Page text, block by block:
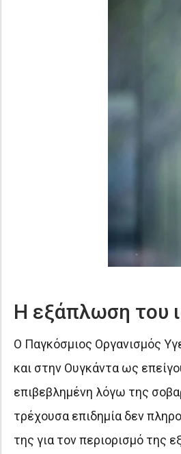
Η εξάπλωση του
Ο Παγκόσμιος Οργανισμός
και στην Ουγκάντα ως
επιβεβλημένη λόγω της
τρέχουσα επιδημία δεν
της για τον περιορισμό της